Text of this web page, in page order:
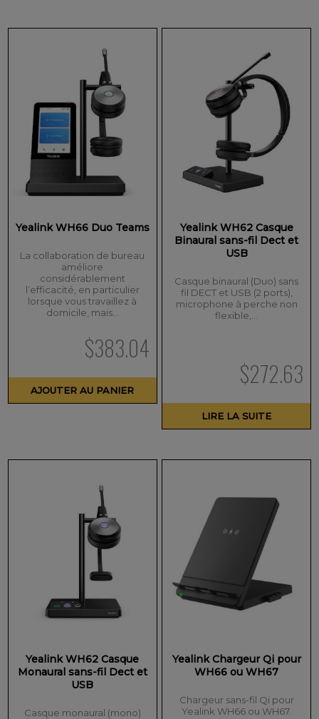
Yealink WH66 Duo Teams
La collaboration de bureau
améliore
considérablement
l’efficacité, en particulier
lorsque vous travaillez à
domicile, mais…
$383.04
AJOUTER AU PANIER
Yealink WH62 Casque
Binaural sans-fil Dect et
USB
Casque binaural (Duo) sans
fil DECT et USB (2 ports),
microphone à perche non
flexible,…
$272.63
LIRE LA SUITE
Yealink WH62 Casque
Monaural sans-fil Dect et
USB
Casque monaural (mono)
Yealink Chargeur Qi pour
WH66 ou WH67
Chargeur sans-fil Qi pour
Yealink WH66 ou WH67.